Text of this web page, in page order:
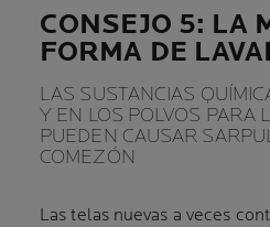
CONSEJO 5: LA
FORMA DE
LAS SUSTANCIAS
Y EN LOS POLVOS PARA
PUEDEN CAUSAR
COMEZÓN
Las telas nuevas a veces